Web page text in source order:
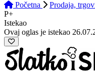
Početna
Prodaja,
P+
Istekao
Ovaj oglas je istekao